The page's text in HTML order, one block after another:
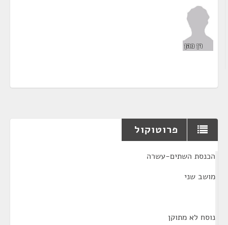
רן כהן
פרוטוקול
הכנסת השתים-עשרה
מושב שני
נוסח לא מתוקן